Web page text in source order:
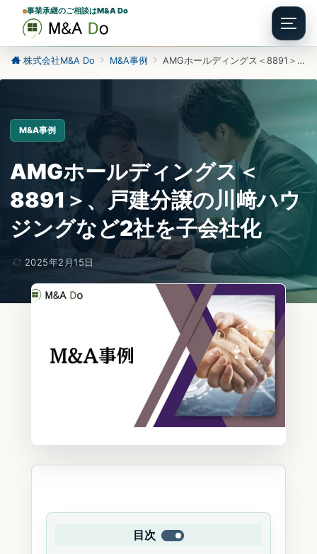
Menu
事業承継のご相談はM&A Do
株式会社M&A Do M&A事例 AMGホールディングス＜8891＞、戸建分譲の川﨑ハウジングなど2社を子会社化
M&A事例
AMGホールディングス＜
8891＞、戸建分譲の川﨑ハウ
ジングなど2社を子会社化
2025年2月15日
目次